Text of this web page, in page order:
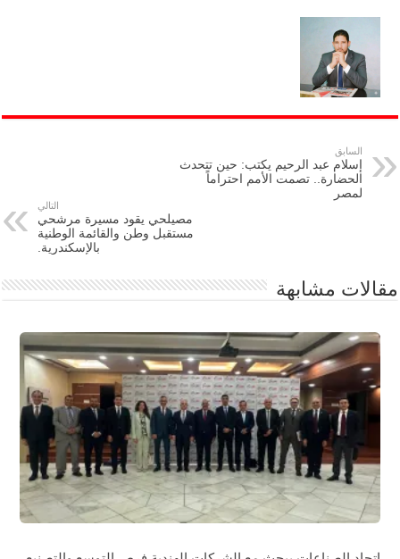
السابق
إسلام عبد الرحيم يكتب: حين تتحدث
الحضارة.. تصمت الأمم احتراماً
لمصر
التالي
مصيلحي يقود مسيرة مرشحي
مستقبل وطن والقائمة الوطنية
بالإسكندرية.
مقالات مشابهة